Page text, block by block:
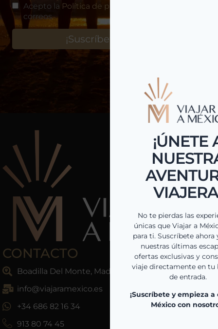
CONTACTO
Boadilla Del Monte, Madrid, España
info@viajaramexico.es
+34 686 82 16 34
913 80 74 45